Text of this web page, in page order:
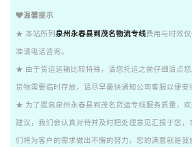
温馨提示
★ 本站所列 泉州永春县到茂名物流专线费用与时效
准请电话咨询。
★ 由于货运运输比较特殊，请您托运之前仔细清点
货物需要临时存放，请尽早最快通知公司客服以便安
★ 为了提高泉州永春县到茂名货运专线服务质量，
建议，我们会认真对待并及时把处理意见汇报于您
们将为客户的需求做出不懈的努力，您的满意就是我